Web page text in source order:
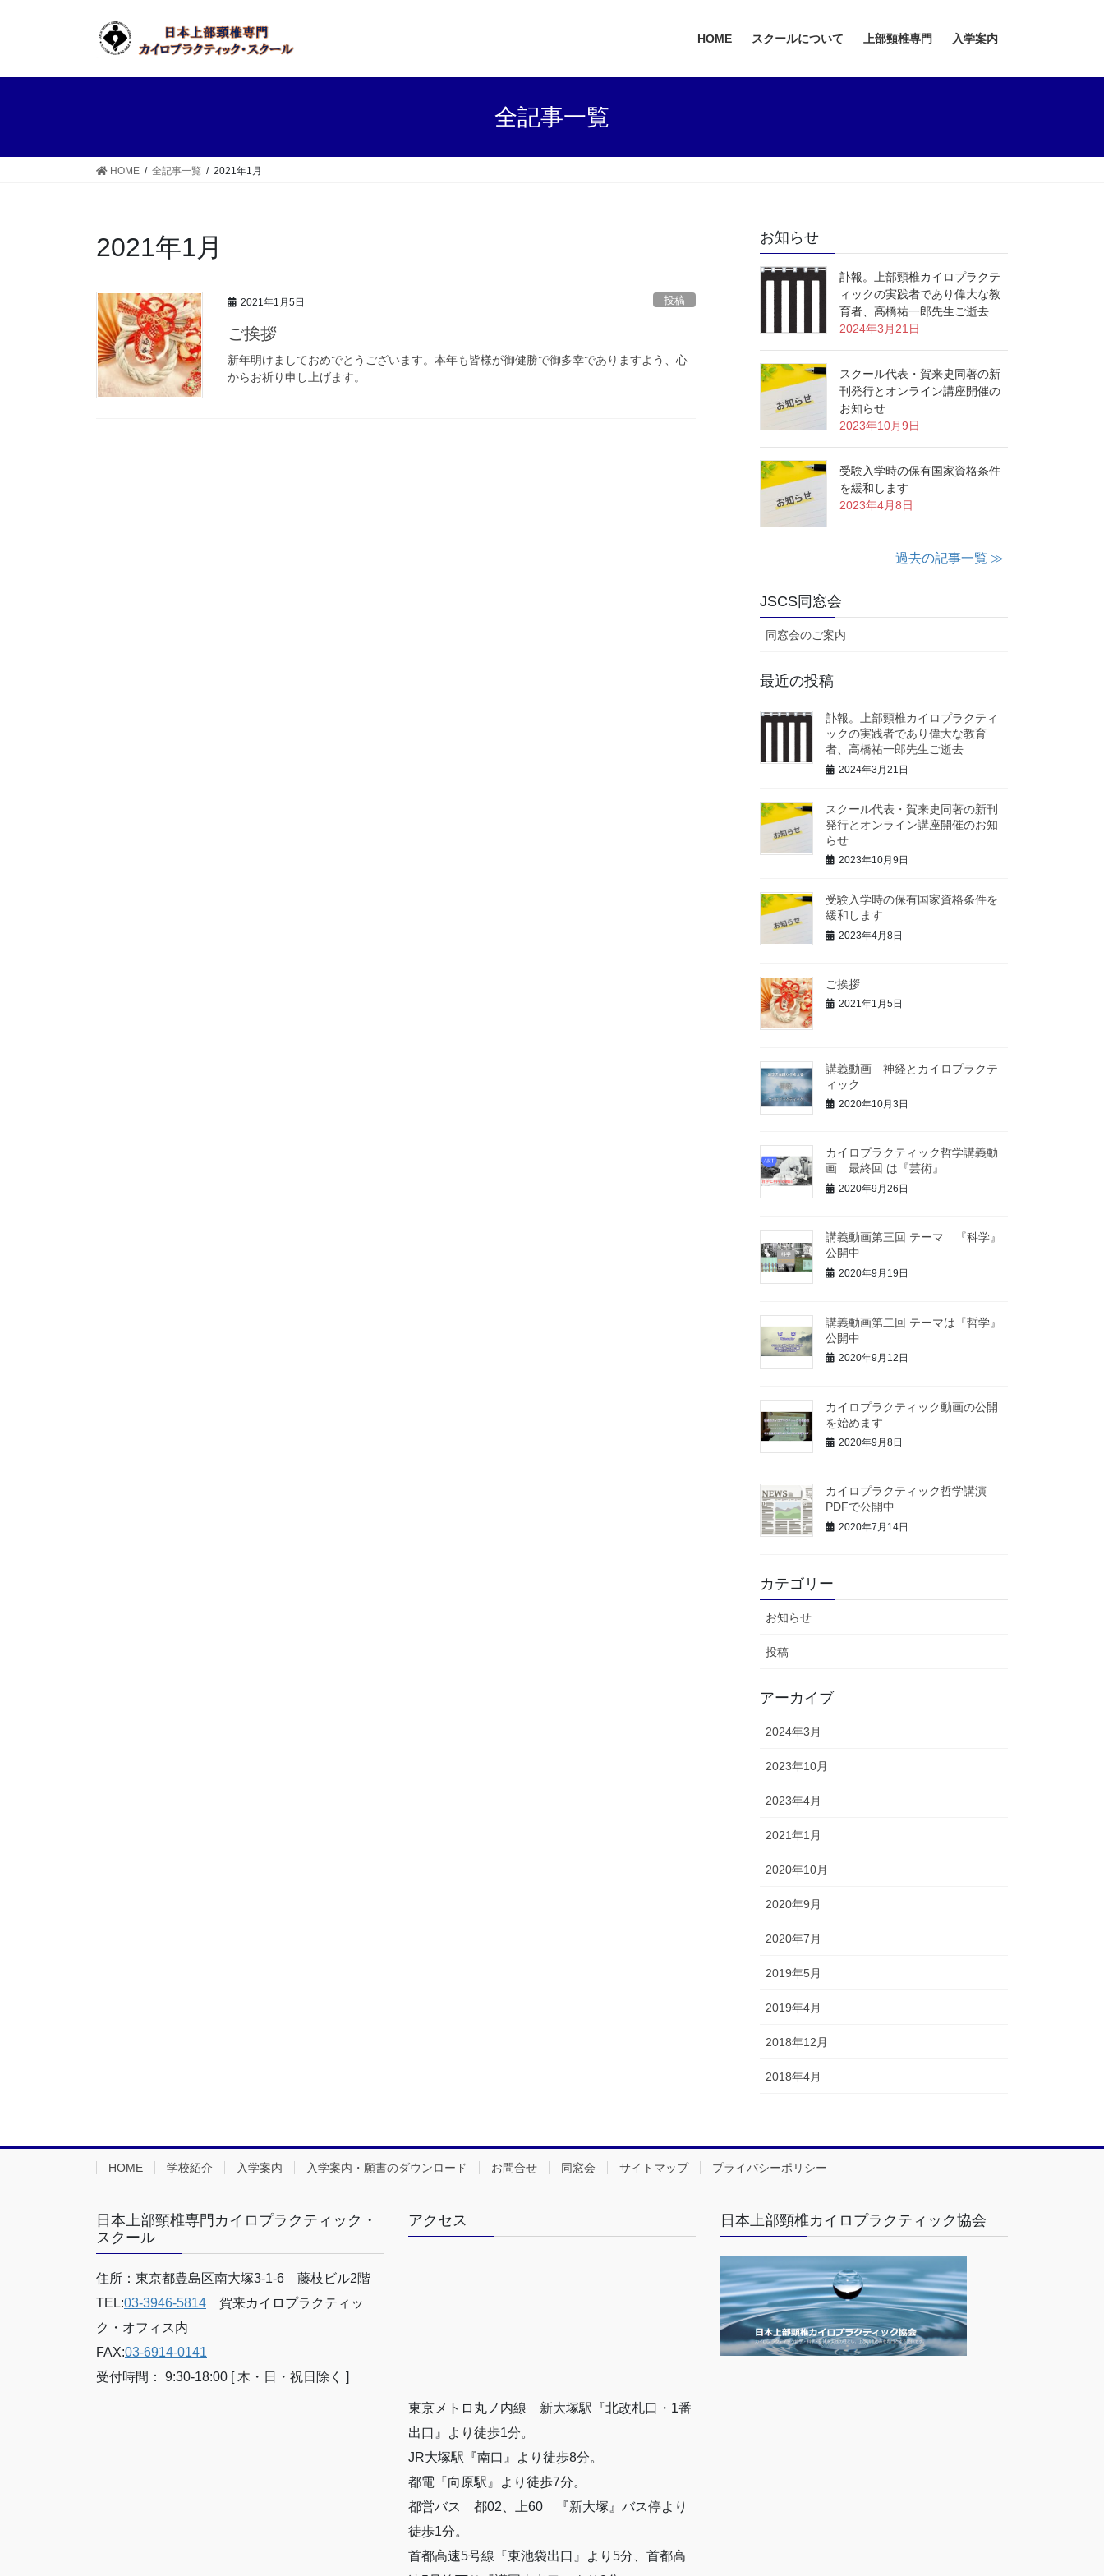
HOME スクールについて 上部頸椎専門 入学案内
全記事一覧
HOME 全記事一覧 2021年1月
2021年1月
2021年1月5日 投稿
ご挨拶
新年明けましておめでとうございます。本年も皆様が御健勝で御多幸でありますよう、心
からお祈り申し上げます。
お知らせ
訃報。上部頸椎カイロプラクテ
ィックの実践者であり偉大な教
育者、高橋祐一郎先生ご逝去
2024年3月21日
スクール代表・賀来史同著の新
刊発行とオンライン講座開催の
お知らせ
2023年10月9日
受験入学時の保有国家資格条件
を緩和します
2023年4月8日
過去の記事一覧 ≫
JSCS同窓会
同窓会のご案内
最近の投稿
訃報。上部頸椎カイロプラクティ
ックの実践者であり偉大な教育
者、高橋祐一郎先生ご逝去
2024年3月21日
スクール代表・賀来史同著の新刊
発行とオンライン講座開催のお知
らせ
2023年10月9日
受験入学時の保有国家資格条件を
緩和します
2023年4月8日
ご挨拶
2021年1月5日
講義動画 神経とカイロプラクテ
ィック
2020年10月3日
カイロプラクティック哲学講義動
画 最終回 は『芸術』
2020年9月26日
講義動画第三回 テーマ 『科学』
公開中
2020年9月19日
講義動画第二回 テーマは『哲学』
公開中
2020年9月12日
カイロプラクティック動画の公開
を始めます
2020年9月8日
カイロプラクティック哲学講演
PDFで公開中
2020年7月14日
カテゴリー
お知らせ
投稿
アーカイブ
2024年3月
2023年10月
2023年4月
2021年1月
2020年10月
2020年9月
2020年7月
2019年5月
2019年4月
2018年12月
2018年4月
HOME 学校紹介 入学案内 入学案内・願書のダウンロード お問合せ 同窓会 サイトマップ プライバシーポリシー
日本上部頸椎専門カイロプラクティック・
スクール
住所：東京都豊島区南大塚3-1-6 藤枝ビル2階
TEL:03-3946-5814 賀来カイロプラクティッ
ク・オフィス内
FAX:03-6914-0141
受付時間： 9:30-18:00 [ 木・日・祝日除く ]
アクセス
東京メトロ丸ノ内線 新大塚駅『北改札口・1番
出口』より徒歩1分。
JR大塚駅『南口』より徒歩8分。
都電『向原駅』より徒歩7分。
都営バス 都02、上60 『新大塚』バス停より
徒歩1分。
首都高速5号線『東池袋出口』より5分、首都高
日本上部頸椎カイロプラクティック協会